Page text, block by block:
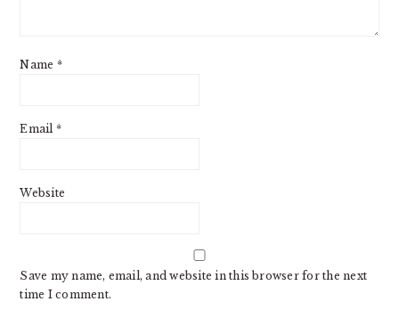
Name *
Email *
Website
Save my name, email, and website in this browser for the next
time I comment.